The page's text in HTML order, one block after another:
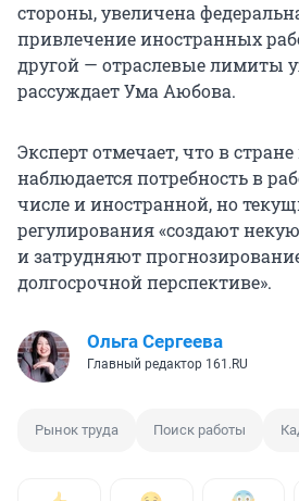
стороны, увеличена
привлечение иностранных
другой — отраслевые лимиты
рассуждает Ума Аюбова.
Эксперт отмечает, что в
наблюдается потребность в
числе и иностранной, но
регулирования «создают
и затрудняют
долгосрочной перспективе».
Ольга Сергеева
Главный редактор 161.RU
Рынок труда Поиск работы